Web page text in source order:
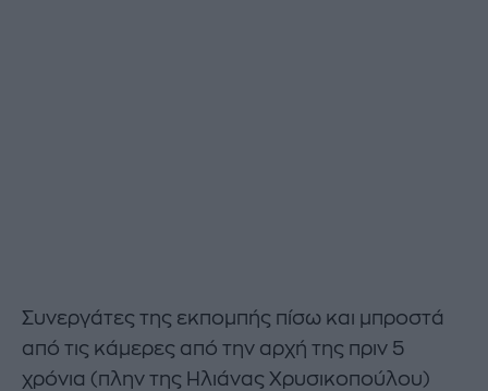
Συνεργάτες της εκπομπής πίσω και μπροστά
από τις κάμερες από την αρχή της πριν 5
χρόνια (πλην της Ηλιάνας Χρυσικοπούλου)